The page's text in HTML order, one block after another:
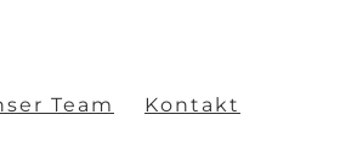
Team Kontakt